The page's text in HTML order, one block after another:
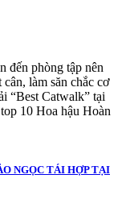
đến phòng tập nên
làm săn chắc cơ
“Best Catwalk” tại
10 Hoa hậu Hoàn
NGỌC TÁI HỢP TẠI